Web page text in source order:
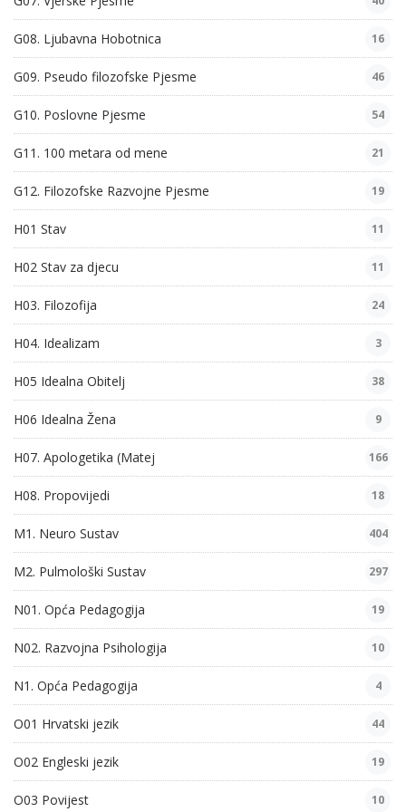
G08. Ljubavna Hobotnica 16
G09. Pseudo filozofske Pjesme 46
G10. Poslovne Pjesme 54
G11. 100 metara od mene 21
G12. Filozofske Razvojne Pjesme 19
H01 Stav 11
H02 Stav za djecu 11
H03. Filozofija 24
H04. Idealizam 3
H05 Idealna Obitelj 38
H06 Idealna Žena 9
H07. Apologetika (Matej 166
H08. Propovijedi 18
M1. Neuro Sustav 404
M2. Pulmološki Sustav 297
N01. Opća Pedagogija 19
N02. Razvojna Psihologija 10
N1. Opća Pedagogija 4
O01 Hrvatski jezik 44
O02 Engleski jezik 19
O03 Povijest 10